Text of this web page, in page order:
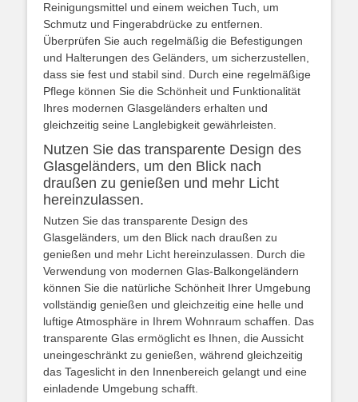
Reinigungsmittel und einem weichen Tuch, um
Schmutz und Fingerabdrücke zu entfernen.
Überprüfen Sie auch regelmäßig die Befestigungen
und Halterungen des Geländers, um sicherzustellen,
dass sie fest und stabil sind. Durch eine regelmäßige
Pflege können Sie die Schönheit und Funktionalität
Ihres modernen Glasgeländers erhalten und
gleichzeitig seine Langlebigkeit gewährleisten.
Nutzen Sie das transparente Design des
Glasgeländers, um den Blick nach
draußen zu genießen und mehr Licht
hereinzulassen.
Nutzen Sie das transparente Design des
Glasgeländers, um den Blick nach draußen zu
genießen und mehr Licht hereinzulassen. Durch die
Verwendung von modernen Glas-Balkongeländern
können Sie die natürliche Schönheit Ihrer Umgebung
vollständig genießen und gleichzeitig eine helle und
luftige Atmosphäre in Ihrem Wohnraum schaffen. Das
transparente Glas ermöglicht es Ihnen, die Aussicht
uneingeschränkt zu genießen, während gleichzeitig
das Tageslicht in den Innenbereich gelangt und eine
einladende Umgebung schafft.